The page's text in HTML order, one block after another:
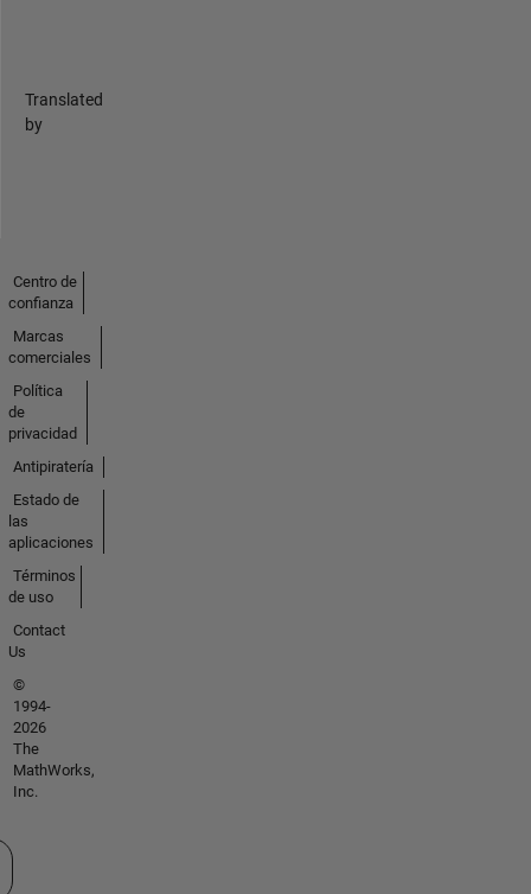
Translated
by
Centro de
confianza
Marcas
comerciales
Política
de
privacidad
Antipiratería
Estado de
las
aplicaciones
Términos
de uso
Contact
Us
©
1994-
2026
The
MathWorks,
Inc.
un país/idioma